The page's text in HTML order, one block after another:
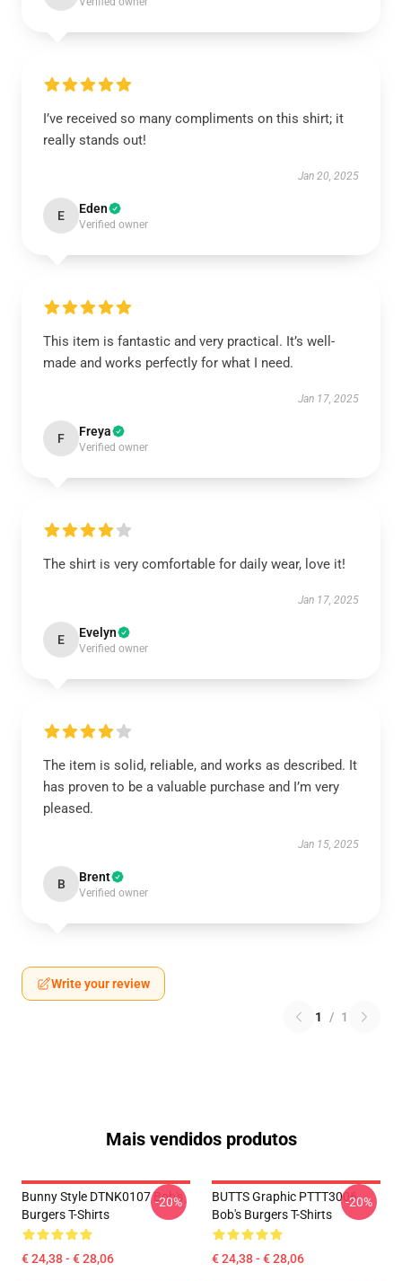
I’ve received so many compliments on this shirt; it
really stands out!
Jan 20, 2025
E Eden
Verified owner
This item is fantastic and very practical. It’s well-
made and works perfectly for what I need.
Jan 17, 2025
F Freya
Verified owner
The shirt is very comfortable for daily wear, love it!
Jan 17, 2025
E Evelyn
Verified owner
The item is solid, reliable, and works as described. It
has proven to be a valuable purchase and I’m very
pleased.
Jan 15, 2025
B Brent
Verified owner
Write your review
1 / 1
Mais vendidos produtos
Bunny Style DTNK0107 Bob's
Burgers T-Shirts
€ 24,38 - € 28,06
-20%
BUTTS Graphic PTTT3006
Bob's Burgers T-Shirts
€ 24,38 - € 28,06
-20%